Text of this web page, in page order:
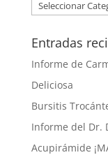
Entradas
Informe de
Deliciosa
Bursitis
Informe del Dr.
Acupirámide